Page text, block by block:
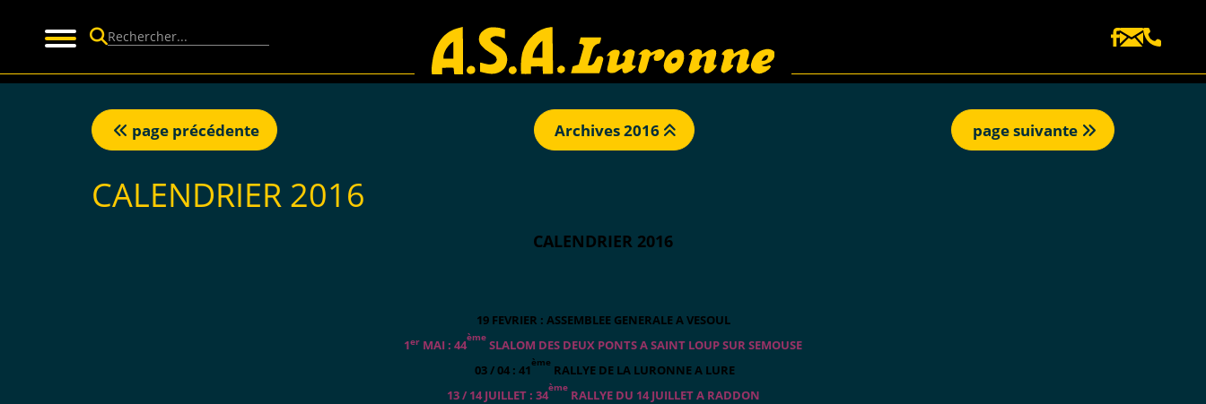
page précédente Archives 2016 page suivante
CALENDRIER 2016
CALENDRIER 2016
19 FEVRIER : ASSEMBLEE GENERALE A VESOUL
1er MAI : 44ème SLALOM DES DEUX PONTS A SAINT LOUP SUR SEMOUSE
03 / 04: 41ème RALLYE DE LA LURONNE A LURE
13 / 14 JUILLET : 34ème RALLYE DU 14 JUILLET A RADDON